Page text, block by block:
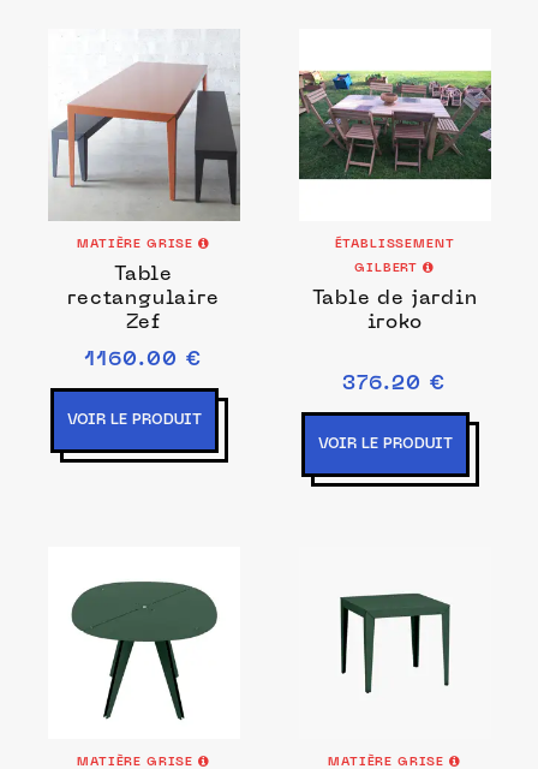
MATIÈRE GRISE
Table
rectangulaire
Zef
1160.00 €
VOIR LE PRODUIT
ÉTABLISSEMENT
GILBERT
Table de jardin
iroko
376.20 €
VOIR LE PRODUIT
MATIÈRE GRISE MATIÈRE GRISE